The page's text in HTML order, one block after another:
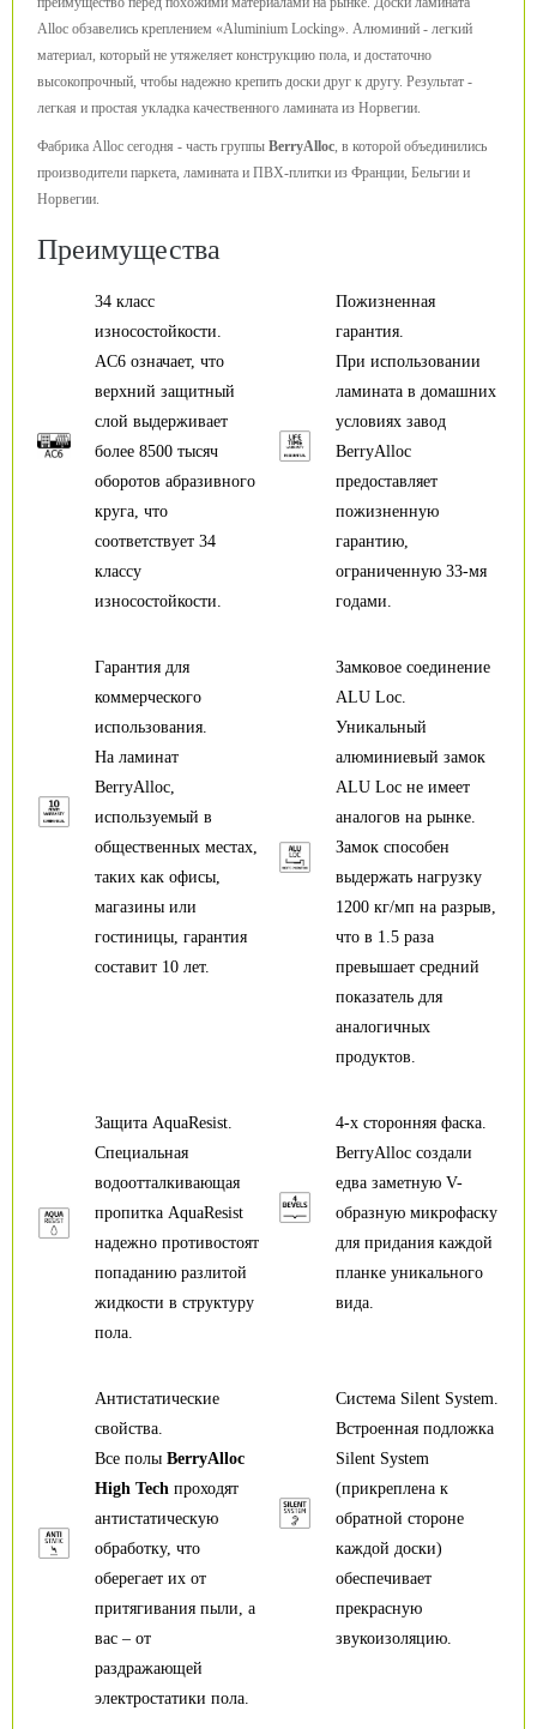
Alloc обзавелись креплением «Aluminium Locking». Алюминий - легкий
материал, который не утяжеляет конструкцию пола, и достаточно
высокопрочный, чтобы надежно крепить доски друг к другу. Результат -
легкая и простая укладка качественного ламината из Норвегии.
Фабрика Alloc сегодня - часть группы BerryAlloc, в которой объединились
производители паркета, ламината и ПВХ-плитки из Франции, Бельгии и
Норвегии.
Преимущества
Пожизненная
гарантия.
При использовании
ламината в домашних
условиях завод
BerryAlloc
предоставляет
пожизненную
гарантию,
ограниченную 33-мя
годами.
34 класс
износостойкости.
AC6 означает, что
верхний защитный
слой выдерживает
более 8500 тысяч
оборотов абразивного
круга, что
соответствует 34
классу
износостойкости.
Гарантия для
коммерческого
использования.
На ламинат
BerryAlloc,
используемый в
общественных местах,
таких как офисы,
магазины или
гостиницы, гарантия
составит 10 лет.
Замковое соединение
ALU Loc.
Уникальный
алюминиевый замок
ALU Loc не имеет
аналогов на рынке.
Замок способен
выдержать нагрузку
1200 кг/мп на разрыв,
что в 1.5 раза
превышает средний
показатель для
аналогичных
продуктов.
4-х сторонняя фаска.
BerryAlloc создали
едва заметную V-
образную микрофаску
для придания каждой
планке уникального
вида.
Защита AquaResist.
Специальная
водоотталкивающая
пропитка AquaResist
надежно противостоят
попаданию разлитой
жидкости в структуру
пола.
Антистатические
свойства.
Все полы BerryAlloc
High Tech проходят
антистатическую
обработку, что
оберегает их от
притягивания пыли, а
вас – от
раздражающей
электростатики пола.
Система Silent System.
Встроенная подложка
Silent System
(прикреплена к
обратной стороне
каждой доски)
обеспечивает
прекрасную
звукоизоляцию.